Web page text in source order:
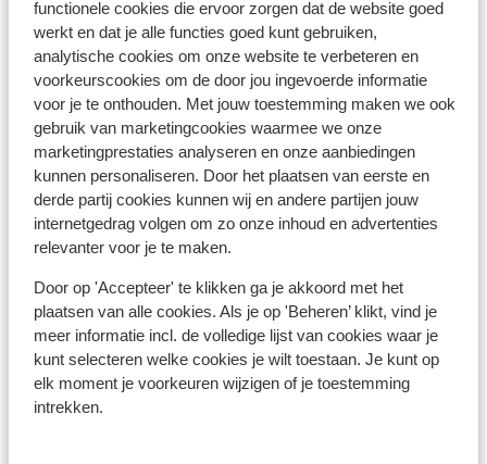
functionele cookies die ervoor zorgen dat de website goed
werkt en dat je alle functies goed kunt gebruiken,
analytische cookies om onze website te verbeteren en
voorkeurscookies om de door jou ingevoerde informatie
voor je te onthouden. Met jouw toestemming maken we ook
gebruik van marketingcookies waarmee we onze
marketingprestaties analyseren en onze aanbiedingen
kunnen personaliseren. Door het plaatsen van eerste en
derde partij cookies kunnen wij en andere partijen jouw
internetgedrag volgen om zo onze inhoud en advertenties
relevanter voor je te maken.
Door op 'Accepteer' te klikken ga je akkoord met het
plaatsen van alle cookies. Als je op 'Beheren’ klikt, vind je
meer informatie incl. de volledige lijst van cookies waar je
kunt selecteren welke cookies je wilt toestaan. Je kunt op
elk moment je voorkeuren wijzigen of je toestemming
intrekken.
Afstanden
Aan de rand van het centrum
Afstand tot luchthaven munich circa 155,
kilometer: Innsbruck circa 82 kilometer, Salzburg
circa 88 kilometer
Afstand tot treinstation westendorf circa 1,5
kilometer
Bushalte: 20 m
Skipiste: 450 m
Skibushalte: 20 m
(Mini)supermarkt: 77 m
Restaurant: 50 m
Skipas, -les en verhuur